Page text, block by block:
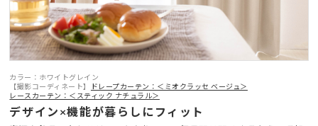
カラー：ホワイトグレイン
【撮影コーディネート】
ドレープカーテン：＜ミオクラッセ ベージュ＞
レースカーテン：＜スティック ナチュラル＞
デザイン×機能が暮らしにフィット